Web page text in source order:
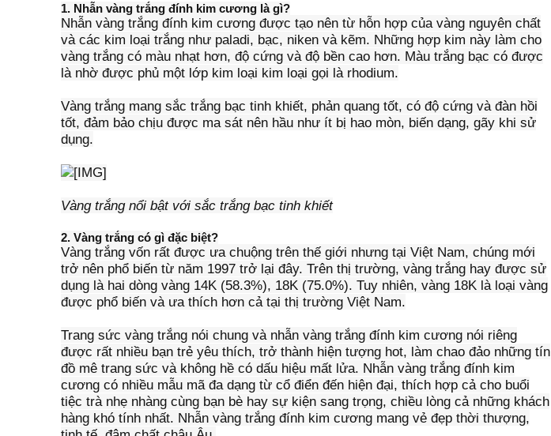
1. Nhẫn vàng trắng đính kim cương là gì?
Nhẫn vàng trắng đính kim cương được tạo nên từ hỗn hợp của vàng nguyên chất
và các kim loại trắng như paladi, bạc, niken và kẽm. Những hợp kim này làm cho
vàng trắng có màu nhạt hơn, độ cứng và độ bền cao hơn. Màu trắng bạc có được
là nhờ được phủ một lớp kim loại kim loại gọi là rhodium.
Vàng trắng mang sắc trắng bạc tinh khiết, phản quang tốt, có độ cứng và đàn hồi
tốt, đảm bảo chịu được ma sát nên hầu như ít bị hao mòn, biến dạng, gãy khi sử
dụng.
Vàng trắng nổi bật với sắc trắng bạc tinh khiết
2. Vàng trắng có gì đặc biệt?
Vàng trắng vốn rất được ưa chuộng trên thế giới nhưng tại Việt Nam, chúng mới
trở nên phổ biến từ năm 1997 trở lại đây. Trên thị trường, vàng trắng hay được sử
dụng là hai dòng vàng 14K (58.3%), 18K (75.0%). Tuy nhiên, vàng 18K là loại vàng
được phổ biến và ưa thích hơn cả tại thị trường Việt Nam.
Trang sức vàng trắng nói chung và nhẫn vàng trắng đính kim cương nói riêng
được rất nhiều bạn trẻ yêu thích, trở thành hiện tượng hot, làm chao đảo những tín
đồ mê trang sức và không hề có dấu hiệu mất lửa. Nhẫn vàng trắng đính kim
cương có nhiều mẫu mã đa dạng từ cổ điển đến hiện đại, thích hợp cả cho buổi
tiệc trà nhẹ nhàng cùng bạn bè hay sự kiện sang trọng, chiều lòng cả những khách
hàng khó tính nhất. Nhẫn vàng trắng đính kim cương mang vẻ đẹp thời thượng,